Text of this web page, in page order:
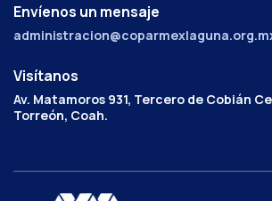
Envíenos un mensaje
Visítanos
Av. Matamoros 931, Tercero de Cobián
Torreón, Coah.